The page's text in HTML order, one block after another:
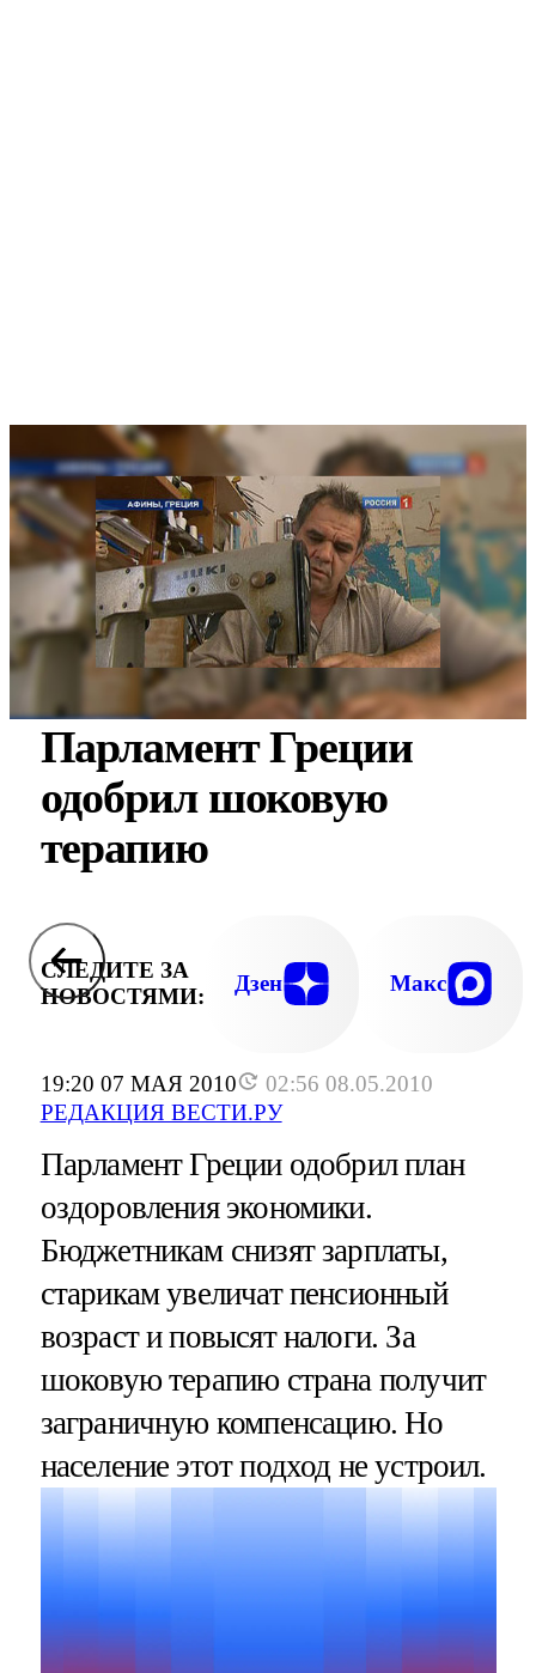
19:20 07 МАЯ 2010
02:56 08.05.2010
РЕДАКЦИЯ ВЕСТИ.РУ
Парламент Греции
одобрил шоковую
терапию
СЛЕДИТЕ ЗА
НОВОСТЯМИ:
Дзен Макс
Парламент Греции одобрил план
оздоровления экономики.
Бюджетникам снизят зарплаты,
старикам увеличат пенсионный
возраст и повысят налоги. За
шоковую терапию страна получит
заграничную компенсацию. Но
население этот подход не устроил.